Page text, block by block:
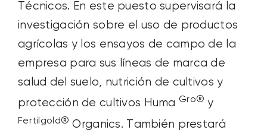
Técnicos. En este puesto supervisará la
investigación sobre el uso de productos
agrícolas y los ensayos de campo de la
empresa para sus líneas de marca de
salud del suelo, nutrición de cultivos y
protección de cultivos Huma Gro® y
Fertilgold® Organics. También prestará